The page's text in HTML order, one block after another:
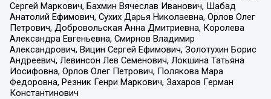
Сергей Маркович, Бахмин Вячеслав Иванович, Шабад
Анатолий Ефимович, Сухих Дарья Николаевна, Орлов Олег
Петрович, Добровольская Анна Дмитриевна, Королева
Александра Евгеньевна, Смирнов Владимир
Александрович, Вицин Сергей Ефимович, Золотухин Борис
Андреевич, Левинсон Лев Семенович, Локшина Татьяна
Иосифовна, Орлов Олег Петрович, Полякова Мара
Федоровна, Резник Генри Маркович, Захаров Герман
Константинович